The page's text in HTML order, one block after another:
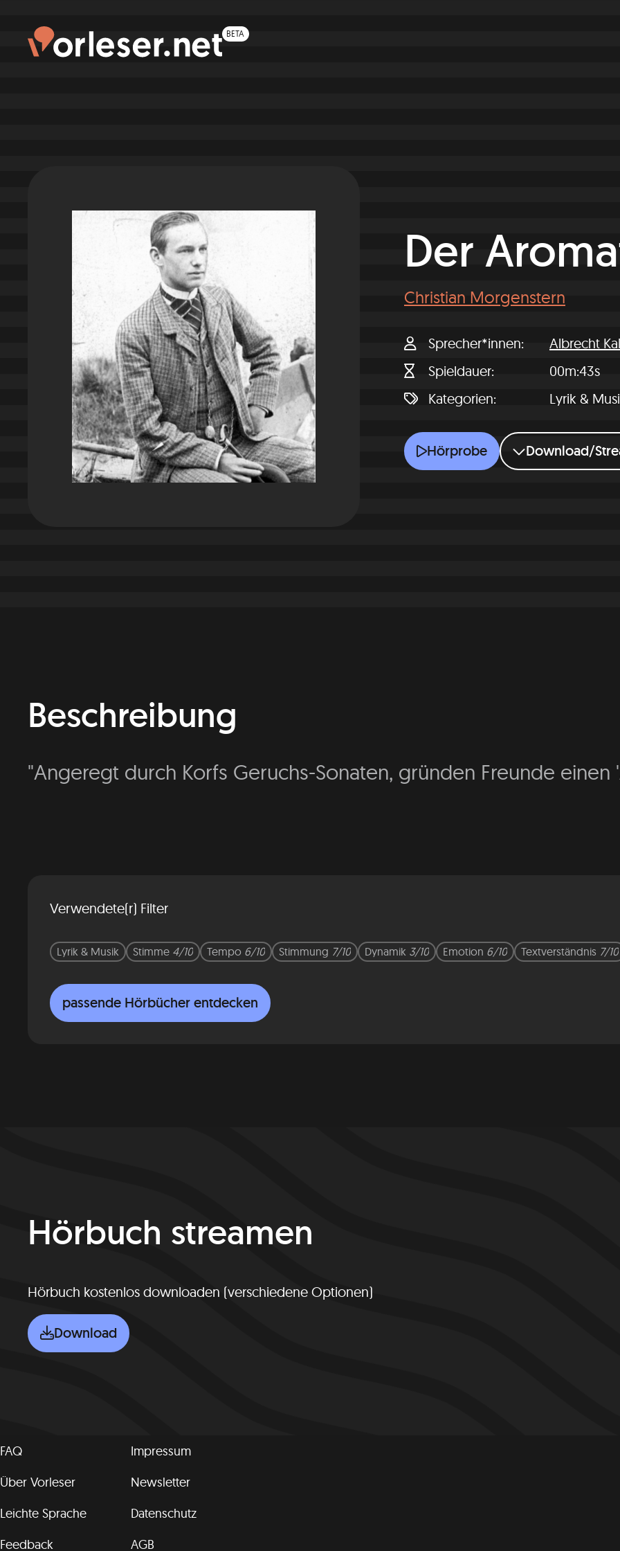
Der
Christian Morgenstern
Sprecher*innen
Albrecht
Spieldauer
00m:43s
Kategorien
Lyrik &
Der Aromat
Hörprobe Download/
Beschreibung
"Angeregt durch Korfs Geruchs-Sonaten, gründen Freunde einen
Verwendete(r) Filter
Lyrik & Musik Stimme 4/10 Tempo 6/10 Stimmung 7/10 Dynamik 3/10 Emotion 6/10 Textverständnis 7/10
passende Hörbücher entdecken
Hörbuch streamen
Hörbuch kostenlos downloaden (verschiedene Optionen)
Download
FAQ
Über Vorleser
Leichte Sprache
Feedback
Impressum
Newsletter
Datenschutz
AGB